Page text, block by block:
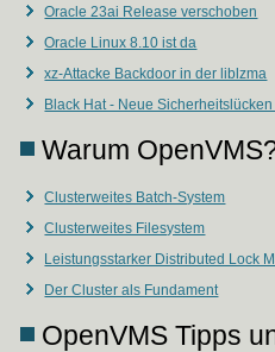
Oracle 23ai Release verschoben
Oracle Linux 8.10 ist da
xz-Attacke Backdoor in der liblzma
Black Hat - Neue Sicherheitslücken
Warum
Clusterweites Batch-System
Clusterweites Filesystem
Leistungsstarker Distributed Lock
Der Cluster als Fundament
OpenVMS Tipps